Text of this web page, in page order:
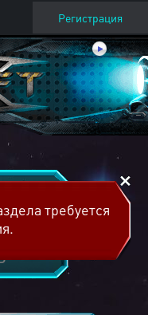
Регистрация
требуется